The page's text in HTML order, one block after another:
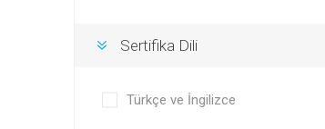
Sertifika Dili
Türkçe ve İngilizce